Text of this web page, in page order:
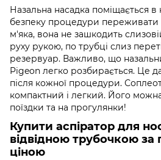
Назальна насадка поміщається
безпеку процедури переживати
м'яка, вона не зашкодить
руху рукою, по трубці слиз
резервуар. Важливо, що
Pigeon легко розбирається. Це
після кожної процедури.
компактний і легкий. Його
поїздки та на прогулянки!
Купити аспіратор для
відвідною трубочкою
ціною